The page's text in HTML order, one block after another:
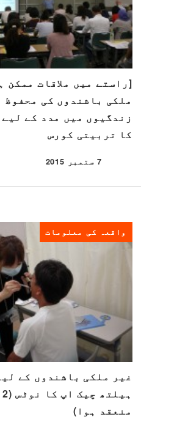
[راستے میں ملاقات ممکن
ملکی باشندوں کی محفوظ
زندگیوں میں مدد کے لیے
کا تربیتی کورس
شائع شدہ
7 ستمبر 2015
واقعہ کی معلومات
غیر ملکی باشندوں کے
منعقد ہوا)